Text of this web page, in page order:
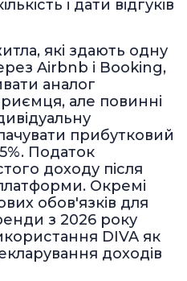
і дати відгуків
які здають одну
Airbnb і Booking,
аналог
але повинні
прибутковий
Податок
доходу після
Окремі
обов'язків для
з 2026 року
DIVA як
доходів